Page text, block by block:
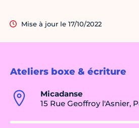
Ateliers boxe & écriture
Micadanse
15 Rue Geoffroy l'Asnier,
Mise à jour le 17/10/2022